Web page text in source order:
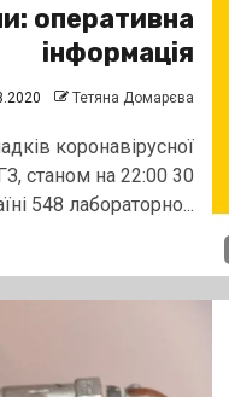
оперативна
інформація
Тетяна Домарєва
коронавірусної
станом на 22:00 30
548 лабораторно...